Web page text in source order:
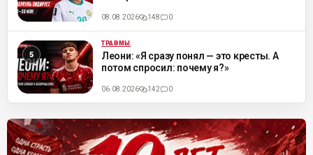
08.08.2026 148 0
ML ТРАВМЫ
Леони: «Я сразу понял — это кресты. А
потом спросил: почему я?»
06.08.2026 142 0